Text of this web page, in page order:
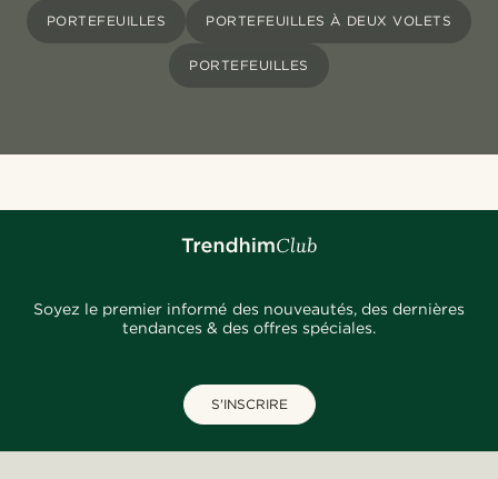
PORTEFEUILLES PORTEFEUILLES À DEUX VOLETS
PORTEFEUILLES
Soyez le premier informé des nouveautés, des dernières
tendances & des offres spéciales.
S'INSCRIRE